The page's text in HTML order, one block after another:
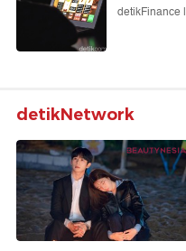
detikFinance |
detikNetwork